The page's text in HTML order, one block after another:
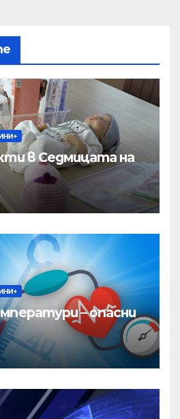
в Седмицата на
– опасни